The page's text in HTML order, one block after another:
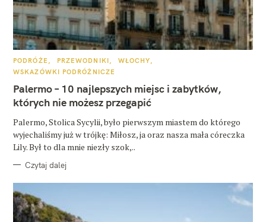
K
T
G
R
PODRÓŻE PRZEWODNIKI
WŁOCHY
WSKAZÓWKI PODRÓŻNICZE
Palermo – 10 najlepszych miejsc i zabytków,
których nie możesz przegapić
Palermo, Stolica Sycylii, było pierwszym miastem do którego
wyjechaliśmy już w trójkę: Miłosz, ja oraz nasza mała córeczka
Lily. Był to dla mnie niezły szok,..
Czytaj dalej